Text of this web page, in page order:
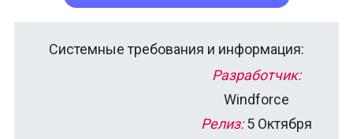
Системные требования и информация:
Разработчик:
Windforce
Релиз:5 Октября